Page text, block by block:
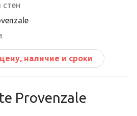
стен
наличие и сроки
Provenzale